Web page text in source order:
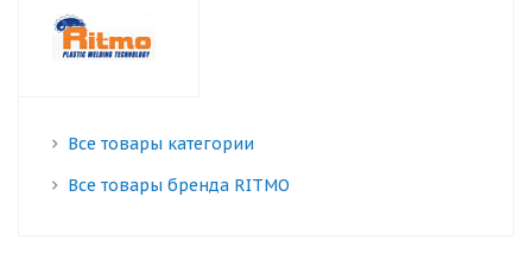
Все товары категории
Все товары бренда RITMO